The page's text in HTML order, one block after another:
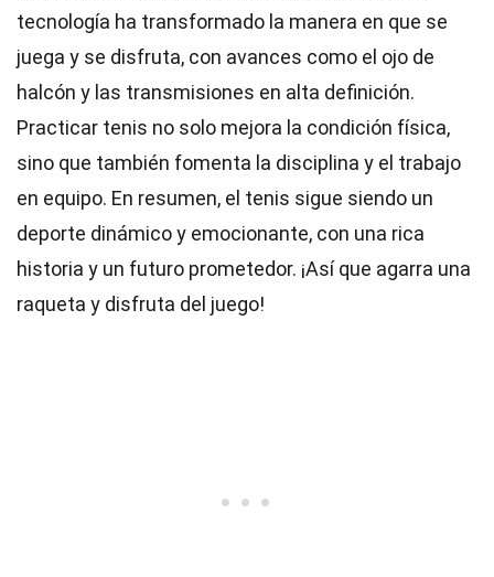
tecnología ha transformado la manera en que se
juega y se disfruta, con avances como el ojo de
halcón y las transmisiones en alta definición.
Practicar tenis no solo mejora la condición física,
sino que también fomenta la disciplina y el trabajo
en equipo. En resumen, el tenis sigue siendo un
deporte dinámico y emocionante, con una rica
historia y un futuro prometedor. ¡Así que agarra una
raqueta y disfruta del juego!